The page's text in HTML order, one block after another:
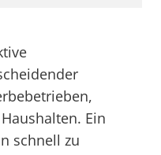
Ein
schnell zu